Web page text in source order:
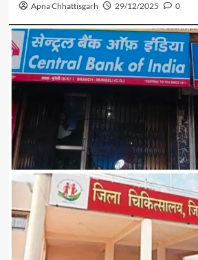
Apna Chhattisgarh 29/12/2025 0